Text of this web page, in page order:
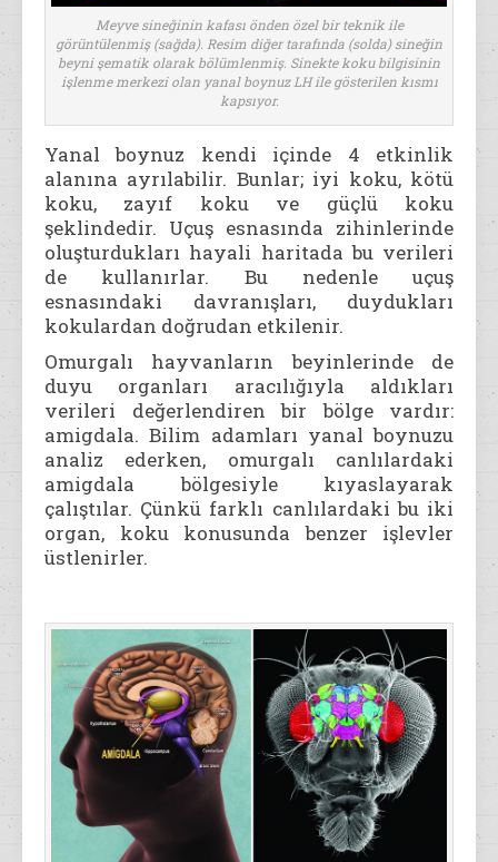
Meyve sineğinin kafası önden özel bir teknik ile
görüntülenmiş (sağda). Resim diğer tarafında (solda) sineğin
beyni şematik olarak bölümlenmiş. Sinekte koku bilgisinin
işlenme merkezi olan yanal boynuz LH ile gösterilen kısmı
kapsıyor.
Yanal boynuz kendi içinde 4 etkinlik
alanına ayrılabilir. Bunlar; iyi koku, kötü
koku, zayıf koku ve güçlü koku
şeklindedir. Uçuş esnasında zihinlerinde
oluşturdukları hayali haritada bu verileri
de kullanırlar. Bu nedenle uçuş
esnasındaki davranışları, duydukları
kokulardan doğrudan etkilenir.
Omurgalı hayvanların beyinlerinde de
duyu organları aracılığıyla aldıkları
verileri değerlendiren bir bölge vardır:
amigdala. Bilim adamları yanal boynuzu
analiz ederken, omurgalı canlılardaki
amigdala bölgesiyle kıyaslayarak
çalıştılar. Çünkü farklı canlılardaki bu iki
organ, koku konusunda benzer işlevler
üstlenirler.